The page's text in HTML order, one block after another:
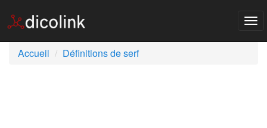
Accueil
Définitions de serf